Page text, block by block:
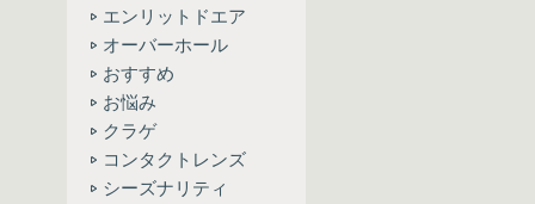
エンリットドエア
オーバーホール
おすすめ
お悩み
クラゲ
コンタクトレンズ
シーズナリティ